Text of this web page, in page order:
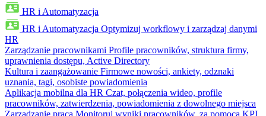
HR i Automatyzacja
HR i Automatyzacja Optymizuj workflowy i zarządzaj danymi
HR
Zarządzanie pracownikami Profile pracowników, struktura firmy,
uprawnienia dostępu, Active Directory
Kultura i zaangażowanie Firmowe nowości, ankiety, odznaki
uznania, tagi, osobiste powiadomienia
Aplikacja mobilna dla HR Czat, połączenia wideo, profile
pracowników, zatwierdzenia, powiadomienia z dowolnego miejsca
Zarządzanie pracą Monitoruj wyniki pracowników, za pomocą KPI,